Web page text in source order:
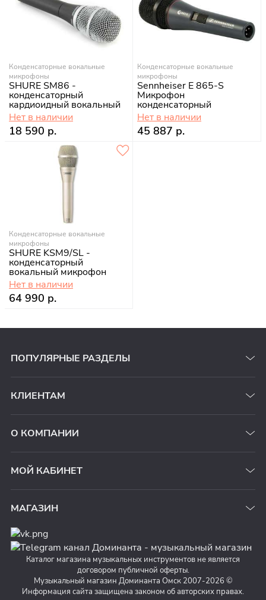
Конденсаторные вокальные
микрофоны
SHURE SM86 -
конденсаторный
кардиоидный вокальный
микрофон
Нет в наличии
18 590 р.
Конденсаторные вокальные
микрофоны
Sennheiser E 865-S
Микрофон
конденсаторный
Нет в наличии
45 887 р.
Конденсаторные вокальные
микрофоны
SHURE KSM9/SL -
конденсаторный
вокальный микрофон
Нет в наличии
64 990 р.
ПОПУЛЯРНЫЕ РАЗДЕЛЫ
КЛИЕНТАМ
О КОМПАНИИ
МОЙ КАБИНЕТ
МАГАЗИН
Каталог магазина музыкальных инструментов не является
договором публичной оферты.
Музыкальный магазин Доминанта Омск 2007-2026 ©
Информация сайта защищена законом об авторских правах.